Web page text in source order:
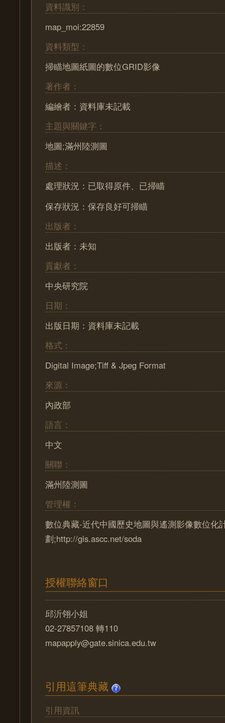
資料識別：
map_moi:22859
資料類型：
掃瞄地圖紙圖的數位GRID影像
著作者：
編繪者：資料庫未記載
主題與關鍵字：
地圖;滿州陸測圖
描述：
處理狀況：已取得原件、已掃瞄
保存狀況：保存良好可掃瞄
出版者：
出版者：未知
貢獻者：
中央研究院
日期：
出版日期：資料庫未記載
格式：
Digital Image;Tiff & Jpeg Format
來源：
內政部
語言：
中文
關聯：
滿州陸測圖
管理權：
數位典藏-近代中國歷史地圖與遙測影像數位化
劃;http://gis.ascc.net/soda
授權聯絡窗口
邱沂翎小姐
02-27857108 轉110
mapapply@gate.sinica.edu.tw
引用這筆典藏
引用資訊